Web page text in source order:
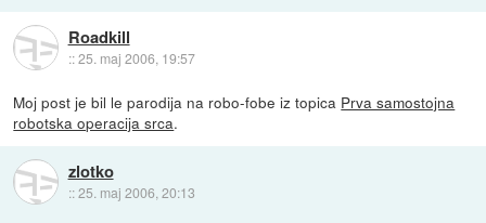
Roadkill
::25. maj 2006, 19:57
Moj post je bil le parodija na robo-fobe iz topica Prva samostojna
robotska operacija srca.
zlotko
::25. maj 2006, 20:13